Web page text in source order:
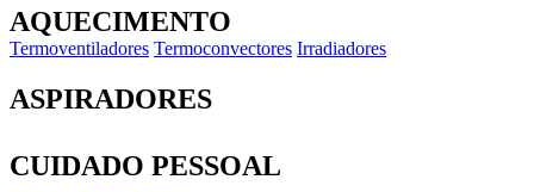
AQUECIMENTO
Termoventiladores Termoconvectores Irradiadores
ASPIRADORES
CUIDADO PESSOAL